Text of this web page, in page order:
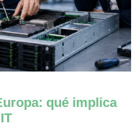
qué implica